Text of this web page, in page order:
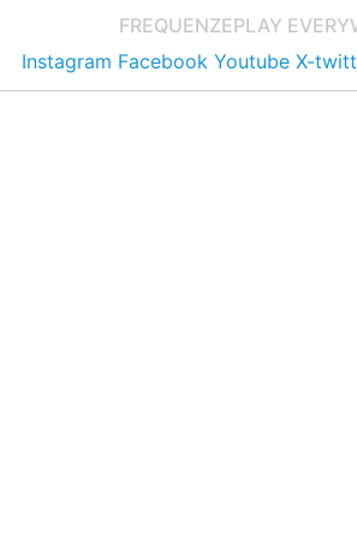
FREQUENZEPLAY
Instagram Facebook Youtube X-